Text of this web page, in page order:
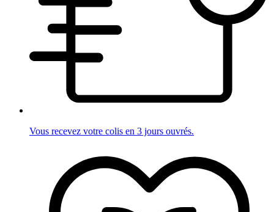
Vous recevez votre colis en 3 jours ouvrés.